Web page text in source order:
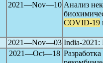
2021―Nov―10 Анализ
COVID-19
2021―Nov―03 India-2021:
2021―Oct―18